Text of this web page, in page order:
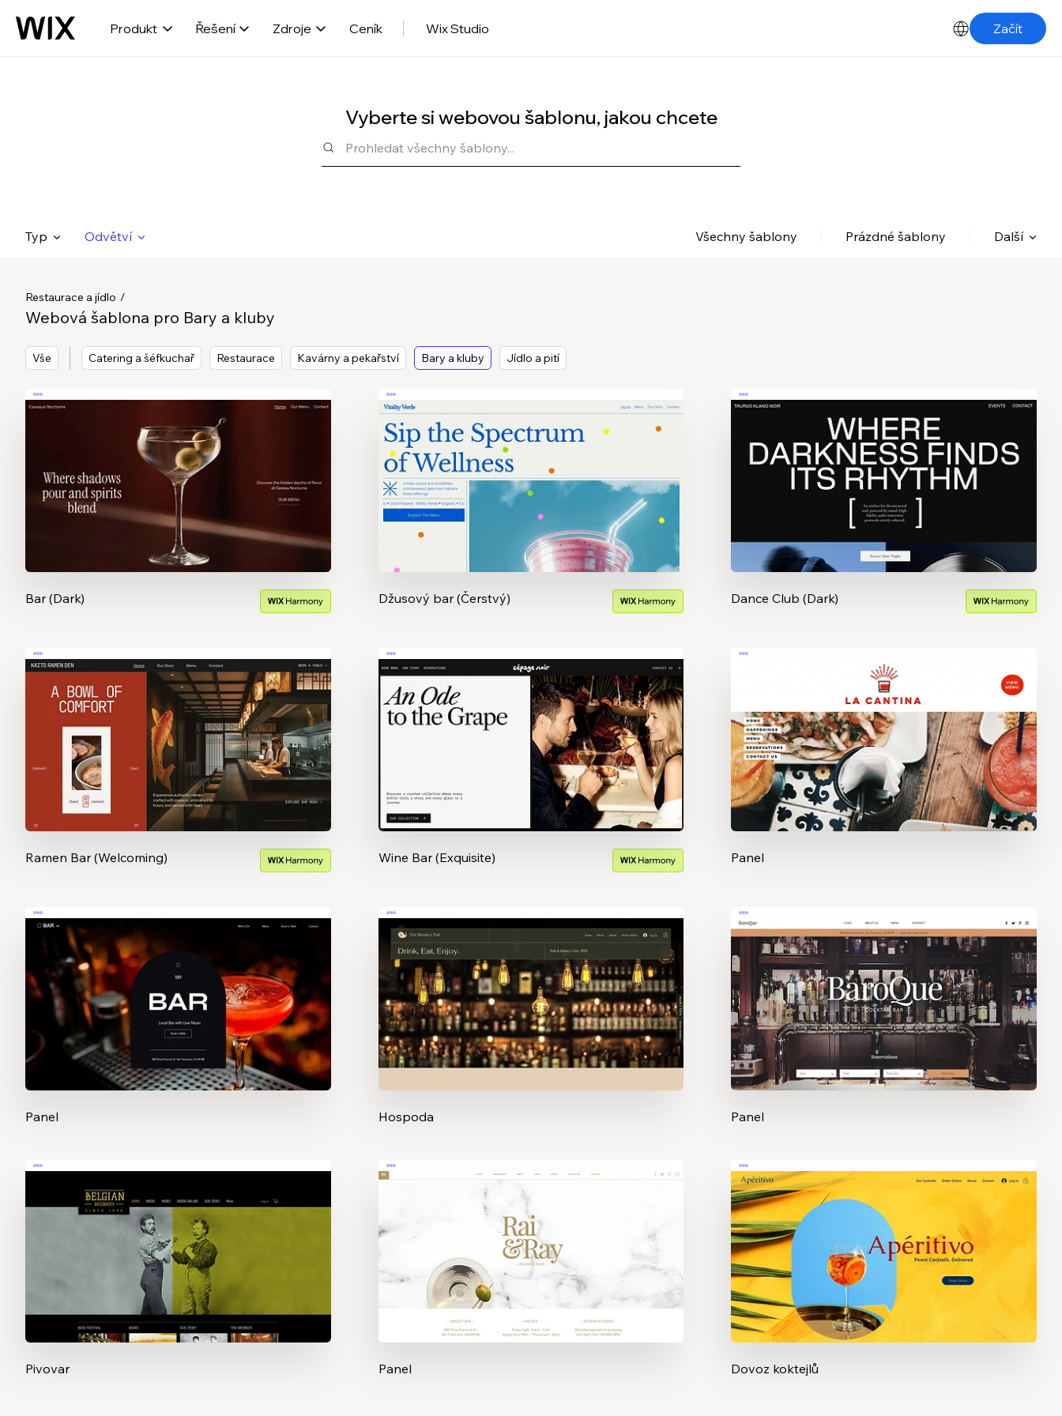
Produkt Řešení Zdroje Ceník Wix Studio Začít
Vyberte si webovou šablonu, jakou chcete
Typ Odvětví Všechny šablony Prázdné šablony Další
Restaurace a jídlo
Webová šablona pro Bary a kluby
Vše Catering a šéfkuchař Restaurace Kavárny a pekařství Bary a kluby Jídlo a pití
Bar (Dark) Džusový bar (Čerstvý) Dance Club (Dark)
Ramen Bar (Welcoming) Wine Bar (Exquisite) Panel
Panel Hospoda Panel
Pivovar Panel Dovoz koktejlů